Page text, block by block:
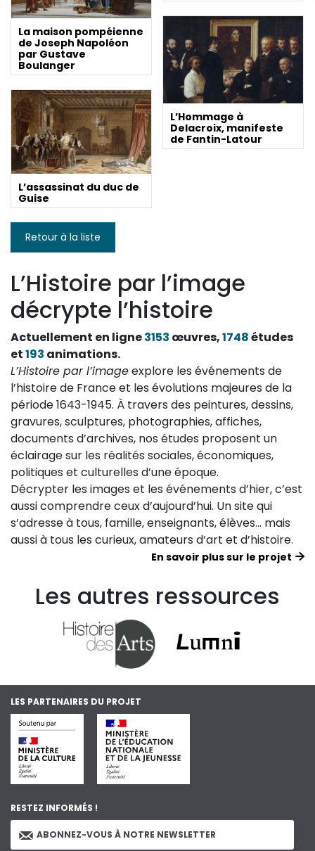
La maison pompéienne
de Joseph Napoléon
par Gustave
Boulanger
L’Hommage à
Delacroix, manifeste
de Fantin-Latour
L’assassinat du duc de
Guise
Retour à la liste
L’Histoire par l’image
décrypte l’histoire
Actuellement en ligne3153 œuvres,1748études
et193 animations.
L’Histoire par l’imageexplore les événements de
l’histoire de France et les évolutions majeures de la
période 1643-1945. À travers des peintures, dessins,
gravures, sculptures, photographies, affiches,
documents d’archives, nos études proposent un
éclairage sur les réalités sociales, économiques,
politiques et culturelles d’une époque.
Décrypter les images et les événements d’hier, c’est
aussi comprendre ceux d’aujourd’hui. Un site qui
s’adresse à tous, famille, enseignants, élèves… mais
aussi à tous les curieux, amateurs d’art et d’histoire.
En savoir plus sur le projet
Les autres ressources
LES PARTENAIRES DU PROJET
RESTEZ INFORMÉS !
ABONNEZ-VOUS À NOTRE NEWSLETTER